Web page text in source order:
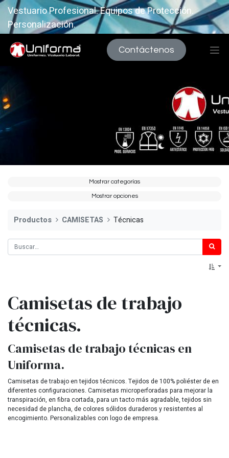
Vestuario Profesional. Equipos de Protección.
Personalización.
Contáctenos
Mostrar categorías
Mostrar opciones
Productos CAMISETAS Técnicas
Camisetas de trabajo
técnicas.
Camisetas de trabajo técnicas en
Uniforma.
Camisetas de trabajo en tejidos técnicos. Tejidos de 100% poliéster de en
diferentes configuraciones. Camisetas microperforadas para mejorar la
transpiración, en fibra cortada, para un tacto más agradable, tejidos sin
necesidad de plancha, de colores sólidos duraderos y resistentes al
encogimiento. Personalizables con logo de empresa.